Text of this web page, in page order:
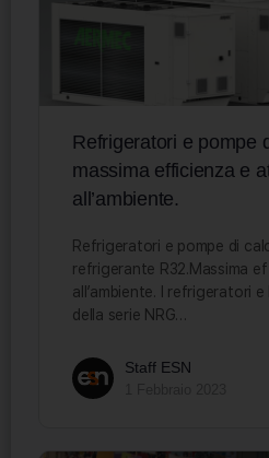
Refrigeratori e pompe
massima efficienza e
all’ambiente.
Refrigeratori e pompe di
refrigerante R32.Massima
all’ambiente. I refrigeratori
della serie NRG…
Staff ESN